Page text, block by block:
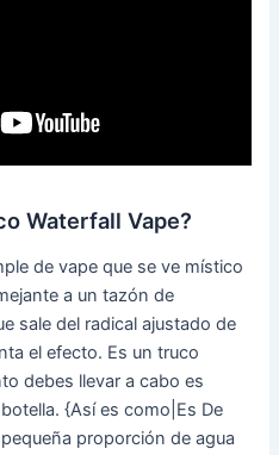
Waterfall Vape?
de vape que se ve místico
a un tazón de
sale del radical ajustado de
el efecto. Es un truco
debes llevar a cabo es
{Así es como|Es De
proporción de agua